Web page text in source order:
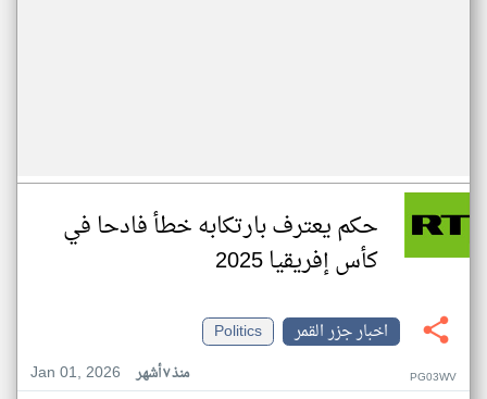
حكم يعترف بارتكابه خطأ فادحا في
كأس إفريقيا 2025
اخبار جزر القمر
Politics
Jan 01, 2026
منذ ٧ أشهر PG03WV